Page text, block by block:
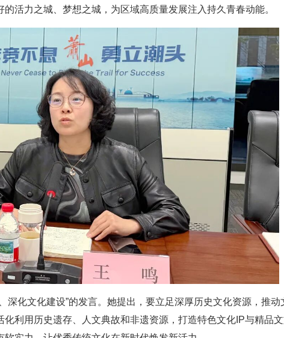
活力之城、梦想之城，为区域高质量发展注入持久青春动能。
深化文化建设”的发言。她提出，要立足深厚历史文化资源，推动
利用历史遗存、人文典故和非遗资源，打造特色文化IP与精品